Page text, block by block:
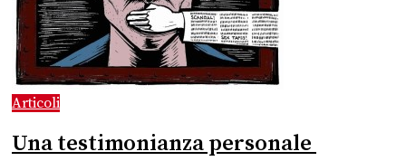
Articoli
Una testimonianza personale